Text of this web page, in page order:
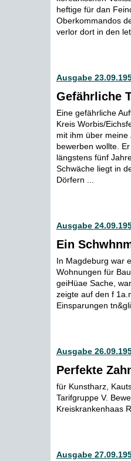
heftige für dan
Oberkommandos
verlor dort in den
Ausgabe
Gefährliche
Eine gefährliche
Kreis Worbis/
mit ihm über
bewerben wollte.
längstens fünf
Schwäche liegt in
Dörfern ...
Ausgabe
Ein
In Magdeburg war
Wohnungen für
geiHüae Sache,
zeigte auf den f
Einsparungen
Ausgabe
Perfekte
für Kunstharz,
Tarifgruppe V.
Kreiskrankenhaas
Ausgabe